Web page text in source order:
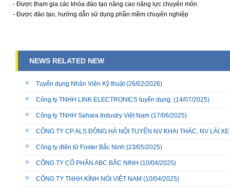
- Được tham gia các khóa đào tạo nâng cao năng lực chuyên môn
- Được đào tạo, hướng dẫn sử dụng phần mềm chuyên nghiệp
NEWS RELATED NEW
Tuyển dụng Nhân Viên Kỹ thuật(26/02/2026)
Công ty TNHH LINK ELECTRONICS tuyển dụng: (14/07/2025)
Công ty TNHH Sahara Industry Việt Nam (17/06/2025)
CÔNG TY CP ALS ĐÔNG HÀ NỘI TUYỂN NV KHAI THÁC, NV LÁI
Công ty điện tử Foster Bắc Ninh (23/05/2025)
CÔNG TY CỔ PHẦN ABC BẮC NINH (10/04/2025)
CÔNG TY TNHH KÍNH NỎI VIỆT NAM (10/04/2025)